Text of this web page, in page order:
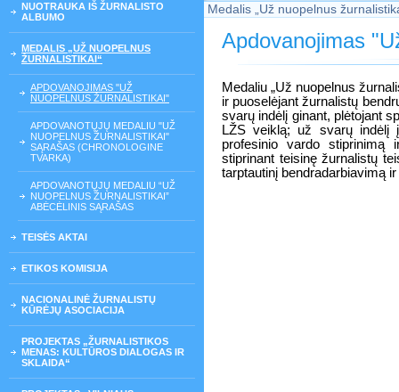
NUOTRAUKA IŠ ŽURNALISTO
ALBUMO
MEDALIS „UŽ NUOPELNUS
ŽURNALISTIKAI“
APDOVANOJIMAS "UŽ
NUOPELNUS ŽURNALISTIKAI"
APDOVANOTŲJŲ MEDALIU "UŽ
NUOPELNUS ŽURNALISTIKAI"
SĄRAŠAS (CHRONOLOGINE
TVARKA)
APDOVANOTŲJŲ MEDALIU “UŽ
NUOPELNUS ŽURNALISTIKAI”
ABĖCĖLINIS SĄRAŠAS
TEISĖS AKTAI
ETIKOS KOMISIJA
NACIONALINĖ ŽURNALISTŲ
KŪRĖJŲ ASOCIACIJA
PROJEKTAS „ŽURNALISTIKOS
MENAS: KULTŪROS DIALOGAS IR
SKLAIDA“
Medalis „Už nuopelnus
Apdovanojimas
Medaliu „Už nuopelnus
ir puoselėjant žurnalistų
svarų indėlį ginant, plėtojant
LŽS veiklą; už svarų indėlį
profesinio vardo stiprinimą
stiprinant teisinę žurnalistų
tarptautinį bendradarbiavimą